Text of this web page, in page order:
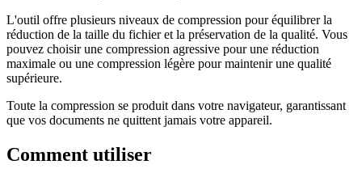
L'outil offre plusieurs niveaux de compression pour équilibrer la
réduction de la taille du fichier et la préservation de la qualité. Vous
pouvez choisir une compression agressive pour une réduction
maximale ou une compression légère pour maintenir une qualité
supérieure.
Toute la compression se produit dans votre navigateur, garantissant
que vos documents ne quittent jamais votre appareil.
Comment utiliser